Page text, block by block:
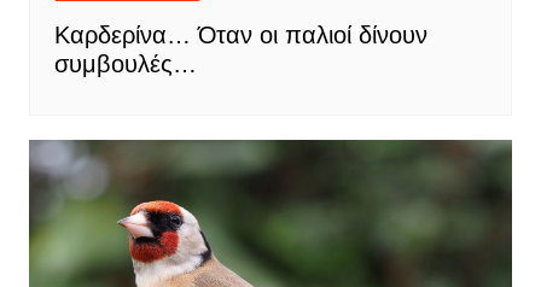
Καρδερίνα… Όταν οι παλιοί δίνουν
συμβουλές…